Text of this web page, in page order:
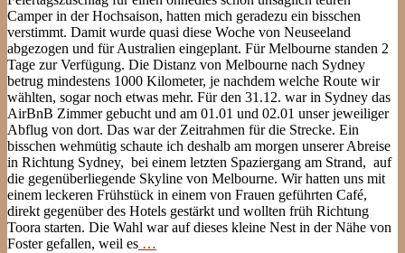
Camper in der Hochsaison, hatten mich geradezu ein bisschen
verstimmt. Damit wurde quasi diese Woche von Neuseeland
abgezogen und für Australien eingeplant. Für Melbourne standen 2
Tage zur Verfügung. Die Distanz von Melbourne nach Sydney
betrug mindestens 1000 Kilometer, je nachdem welche Route wir
wählten, sogar noch etwas mehr. Für den 31.12. war in Sydney das
AirBnB Zimmer gebucht und am 01.01 und 02.01 unser jeweiliger
Abflug von dort. Das war der Zeitrahmen für die Strecke. Ein
bisschen wehmütig schaute ich deshalb am morgen unserer Abreise
in Richtung Sydney, bei einem letzten Spaziergang am Strand, auf
die gegenüberliegende Skyline von Melbourne. Wir hatten uns mit
einem leckeren Frühstück in einem von Frauen geführten Café,
direkt gegenüber des Hotels gestärkt und wollten früh Richtung
Toora starten. Die Wahl war auf dieses kleine Nest in der Nähe von
Foster gefallen, weil es …